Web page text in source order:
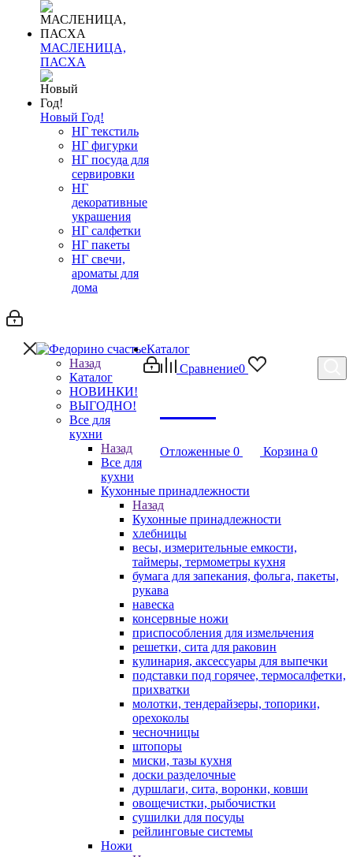
МАСЛЕНИЦА,
ПАСХА
Новый Год!
НГ текстиль
НГ фигурки
НГ посуда для
сервировки
НГ
декоративные
украшения
НГ салфетки
НГ пакеты
НГ свечи,
ароматы для
дома
Сравнение0
Отложенные 0 Корзина 0
Каталог
Назад
Каталог
НОВИНКИ!
ВЫГОДНО!
Все для
кухни
Назад
Все для
кухни
Кухонные принадлежности
Назад
Кухонные принадлежности
хлебницы
весы, измерительные емкости,
таймеры, термометры кухня
бумага для запекания, фольга, пакеты,
рукава
навеска
консервные ножи
приспособления для измельчения
решетки, сита для раковин
кулинария, аксессуары для выпечки
подставки под горячее, термосалфетки,
прихватки
молотки, тендерайзеры, топорики,
орехоколы
чесночницы
штопоры
миски, тазы кухня
доски разделочные
дуршлаги, сита, воронки, ковши
овощечистки, рыбочистки
сушилки для посуды
рейлинговые системы
Ножи